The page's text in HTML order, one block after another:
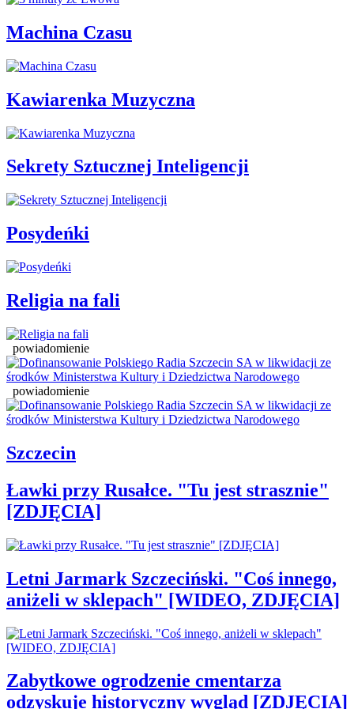
Machina Czasu
Kawiarenka Muzyczna
Sekrety Sztucznej Inteligencji
Posydeńki
Religia na fali
powiadomienie
powiadomienie
Szczecin
Ławki przy Rusałce. "Tu jest strasznie"
[ZDJĘCIA]
Letni Jarmark Szczeciński. "Coś innego,
aniżeli w sklepach" [WIDEO, ZDJĘCIA]
Zabytkowe ogrodzenie cmentarza
odzyskuje historyczny wygląd [ZDJĘCIA]